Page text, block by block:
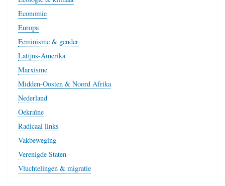
Economie
Europa
Feminisme & gender
Latijns-Amerika
Marxisme
Midden-Oosten & Noord Afrika
Nederland
Oekraïne
Radicaal links
Vakbeweging
Verenigde Staten
Vluchtelingen & migratie